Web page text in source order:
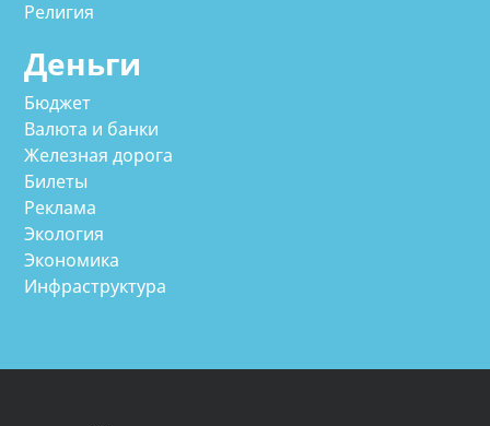
Религия
Деньги
Бюджет
Валюта и банки
Железная дорога
Билеты
Реклама
Экология
Экономика
Инфраструктура